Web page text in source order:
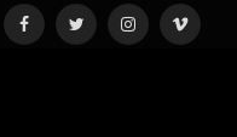
FacebookTwitterInstagramVimeo